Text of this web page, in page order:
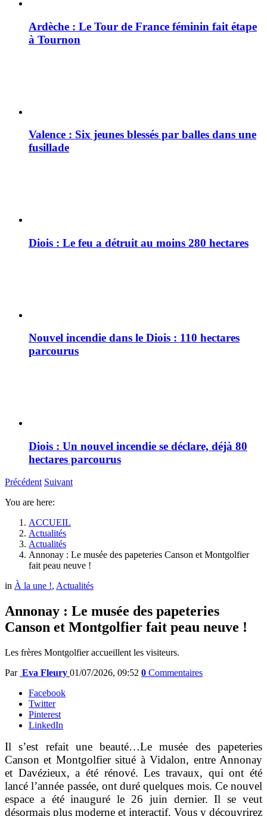
Ardèche : Le Tour de France féminin fait étape
à Tournon
Valence : Six jeunes blessés par balles dans une
fusillade
Diois : Le feu a détruit au moins 280 hectares
Nouvel incendie dans le Diois : 110 hectares
parcourus
Diois : Un nouvel incendie se déclare, déjà 80
hectares parcourus
Précédent Suivant
You are here:
ACCUEIL
Actualités
Actualités
Annonay : Le musée des papeteries Canson et Montgolfier
fait peau neuve !
in À la une !, Actualités
Annonay : Le musée des papeteries
Canson et Montgolfier fait peau neuve !
Les frères Montgolfier accueillent les visiteurs.
Par Eva Fleury 01/07/2026, 09:52 0 Commentaires
Facebook
Twitter
Pinterest
LinkedIn
Il s’est refait une beauté…Le musée des papeteries
Canson et Montgolfier situé à Vidalon, entre Annonay
et Davézieux, a été rénové. Les travaux, qui ont été
lancé l’année passée, ont duré quelques mois. Ce nouvel
espace a été inauguré le 26 juin dernier. Il se veut
désormais plus moderne et interactif. Vous y découvrirez